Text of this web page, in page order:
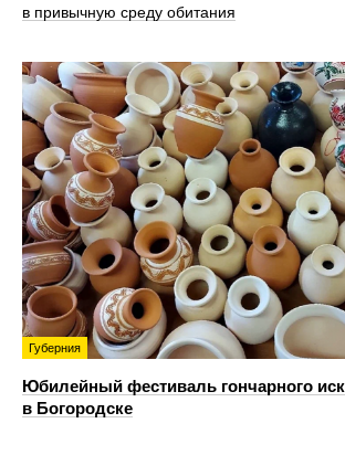
в привычную среду обитания
Губерния
Юбилейный фестиваль гончарного
в Богородске